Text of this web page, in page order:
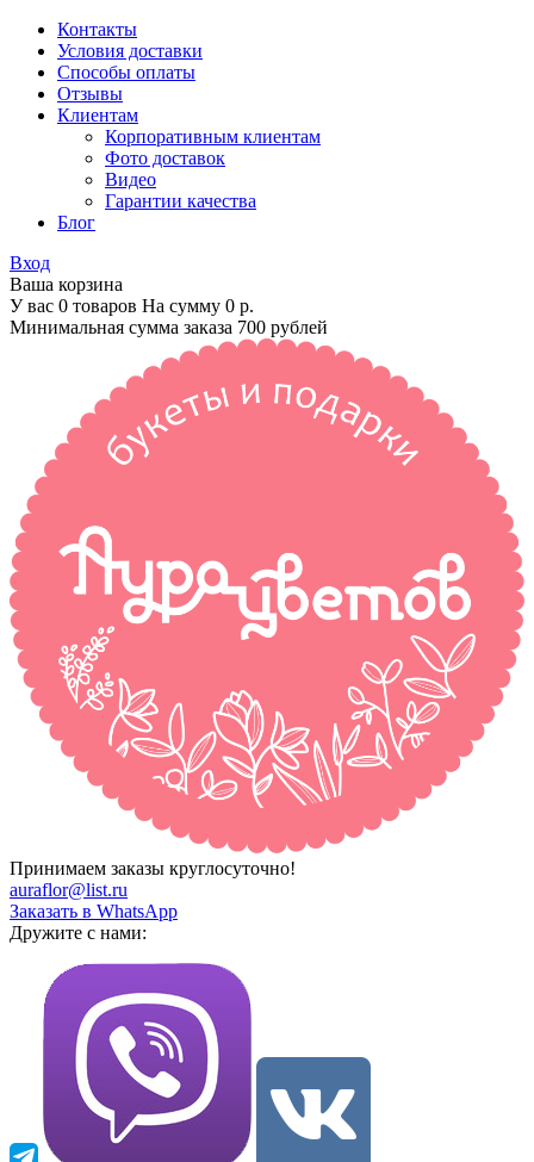
Контакты
Условия доставки
Способы оплаты
Отзывы
Клиентам
Корпоративным клиентам
Фото доставок
Видео
Гарантии качества
Блог
Вход
Ваша корзина
У вас 0 товаров На сумму 0 р.
Минимальная сумма заказа 700 рублей
Принимаем заказы круглосуточно!
auraflor@list.ru
Заказать в WhatsApp
Дружите с нами: